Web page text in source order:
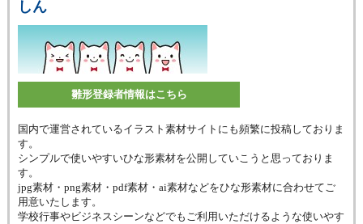
しん
雛形登録者情報はこちら
国内で運営されているイラスト素材サイトにも頻繁に投稿しておりま
す。
シンプルで使いやすいひな形素材を公開していこうと思っておりま
す。
jpg素材・png素材・pdf素材・ai素材などをひな形素材に合わせてご
用意いたします。
学校行事やビジネスシーンなどでもご利用いただけるような使いやす